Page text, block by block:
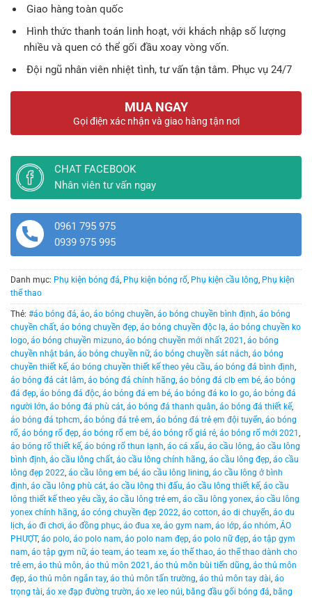
Giao hàng toàn quốc
Hình thức thanh toán linh hoạt, với khách nhập số lượng
nhiều và quen có thể gối đầu xoay vòng vốn.
Đội ngũ nhân viên nhiệt tình, tư vấn tận tâm. Phục vụ 24/7
MUA NGAY
Gọi điện xác nhận và giao hàng tận nơi
CHAT FACEBOOK
Nhân viên tư vấn ngay
0961 795 975
0939 975 995
Danh mục: Phụ kiện bóng đá, Phụ kiện bóng rổ, Phụ kiện cầu lông, Phụ kiện
thể thao
Thẻ: #áo bóng đá, áo, áo bóng chuyền, áo bóng chuyền bình định, áo bóng
chuyền chất, áo bóng chuyền đẹp, áo bóng chuyền độc lạ, áo bóng chuyền ko
logo, áo bóng chuyền mizuno, áo bóng chuyền mới nhất 2021 , áo bóng
chuyền nhật bản, áo bóng chuyền nữ, áo bóng chuyền sát nách, áo bóng
chuyền thiết kế, áo bóng chuyền thiết kế theo yêu cầu, áo bóng đá bình định,
áo bóng đá cát lâm, áo bóng đá chính hãng, áo bóng đá clb em bé, áo bóng
đá đẹp, áo bóng đá độc, áo bóng đá em bé, áo bóng đá ko lo go, áo bóng đá
người lớn, áo bóng đá phù cát, áo bóng đá thanh quân, áo bóng đá thiết kế,
áo bóng đá tphcm, áo bóng đá trẻ em, áo bóng đá trẻ ẹm đội tuyển, áo bóng
rổ, áo bóng rổ đẹp, áo bóng rổ em bé, áo bóng rổ giá rẻ, áo bóng rổ mới 2021 ,
áo bóng rổ thiết kế, áo bóng rổ thun lạnh, áo cá xấu, áo cầu lông, áo cầu lông
bình định, áo cầu lông chất, áo cầu lông chính hãng, áo cầu lông đẹp, áo cầu
lông đẹp 2022, áo cầu lông em bé, áo cầu lông lining, áo cầu lông ở bình
định, áo cầu lông phù cát, áo cầu lông thi đấu, áo cầu lông thiết kế, áo cầu
lông thiết kế theo yêu cầy, áo cầu lông trẻ em, áo cầu lông yonex, áo cầu lông
yonex chính hãng, áo cóng chuyền đẹp 2022, áo cotton, áo di chuyển, áo du
lịch, áo đi chơi, áo đồng phục, áo đua xe, áo gym nam, áo lớp, áo nhóm, ÁO
PHƯỢT, áo polo, áo polo nam, áo polo nam đẹp, áo polo nữ đẹp, áo tập gym
nam, áo tập gym nữ, áo team, áo team xe, áo thể thao, áo thể thao dành cho
trẻ em, áo thủ môn, áo thủ môn 2021 , áo thủ môn bùi tiến dũng, áo thủ môn
đẹp, áo thủ môn ngắn tay, áo thủ môn tấn trường, áo thủ môn tay dài, áo
trọng tài, áo xe đạp đường trườn, áo xe leo núi, băng đầu gối bóng đá, băng